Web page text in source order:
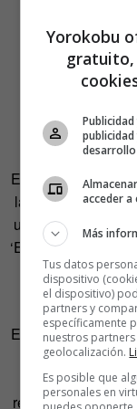
En este sentido,
la labor
un territorio como
‘Entre Pipas’
de la publicidad,
Arias,
Entre Pipas tiene
series pioneras
Malviviendo o
reconoce que
Yorokobu
gratuito,
acceder a
Más
Tus datos
dispositivo
el dispositivo)
partners y
específicamente
nuestros
geolocalización.
Es posible que
personales en